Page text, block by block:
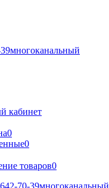
многоканальный
кабинет
0
0
товаров0
70-39многоканальный